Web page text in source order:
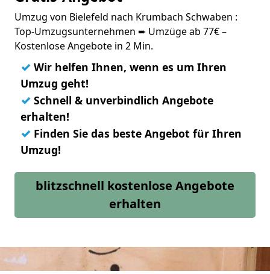
Umzug von Bielefeld nach Krumbach Schwaben :
Top-Umzugsunternehmen ➨ Umzüge ab 77€ –
Kostenlose Angebote in 2 Min.
✓ Wir helfen Ihnen, wenn es um Ihren
Umzug geht!
✓ Schnell & unverbindlich Angebote
erhalten!
✓ Finden Sie das beste Angebot für Ihren
Umzug!
blitzschnell kostenlose Angebote
erhalten